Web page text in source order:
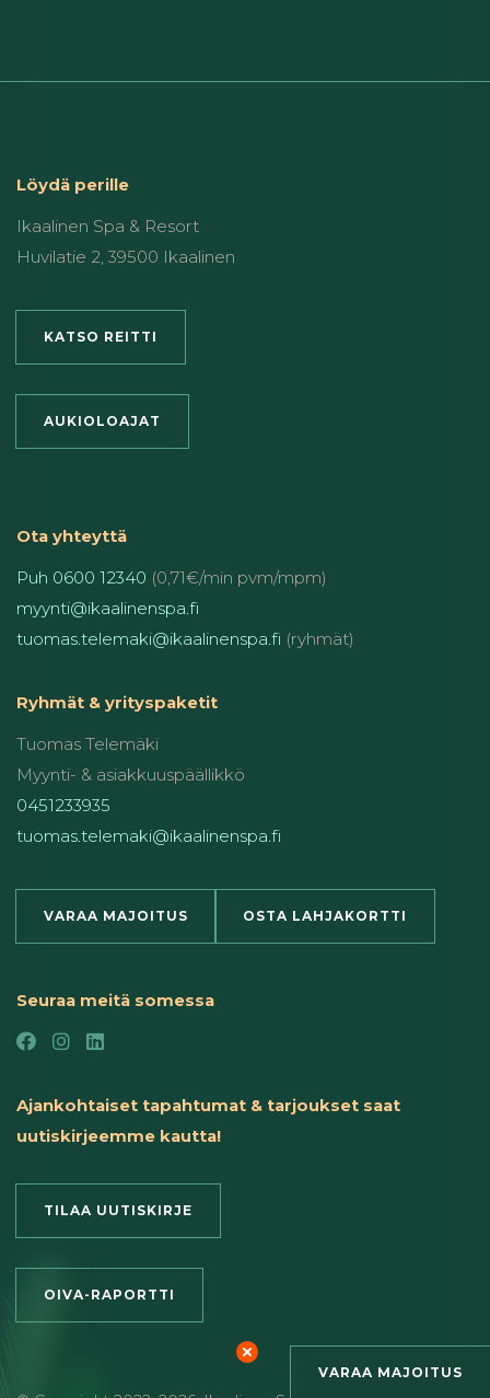
VARAA MAJOITUS
Löydä perille
Ikaalinen Spa & Resort
Huvilatie 2, 39500 Ikaalinen
KATSO REITTI
AUKIOLOAJAT
Ota yhteyttä
Puh 0600 12340 (0,71€/min pvm/mpm)
myynti@ikaalinenspa.fi
tuomas.telemaki@ikaalinenspa.fi (ryhmät)
Ryhmät & yrityspaketit
Tuomas Telemäki
Myynti- & asiakkuuspäällikkö
0451233935
tuomas.telemaki@ikaalinenspa.fi
VARAA MAJOITUS OSTA LAHJAKORTTI
Seuraa meitä somessa
Ajankohtaiset tapahtumat & tarjoukset saat
uutiskirjeemme kautta!
TILAA UUTISKIRJE
OIVA-RAPORTTI